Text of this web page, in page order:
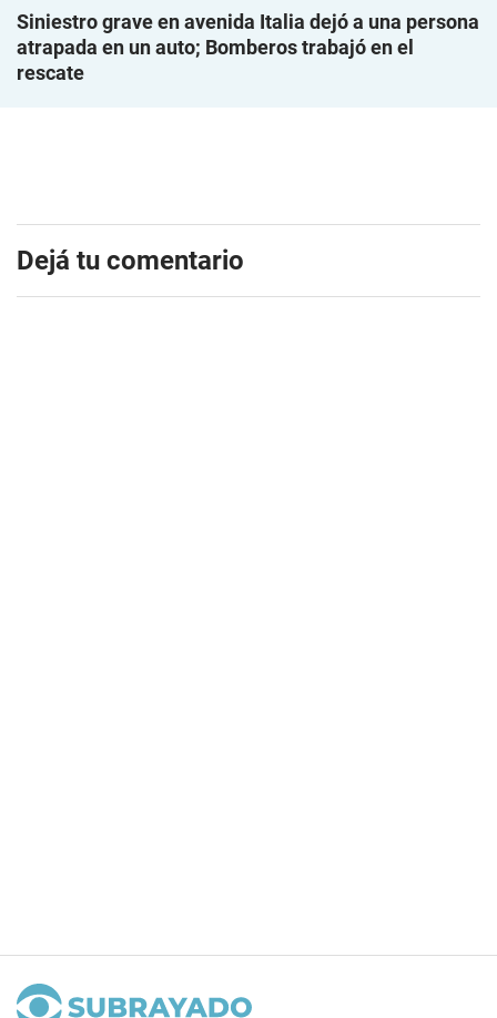
Siniestro grave en avenida Italia dejó a una persona
atrapada en un auto; Bomberos trabajó en el
rescate
Dejá tu comentario